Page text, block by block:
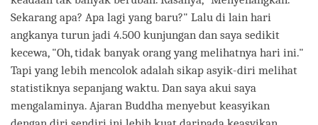
Sekarang apa? Apa lagi yang baru?" Lalu di lain hari
angkanya turun jadi 4.500 kunjungan dan saya sedikit
kecewa, "Oh, tidak banyak orang yang melihatnya hari ini."
Tapi yang lebih mencolok adalah sikap asyik-diri melihat
statistiknya sepanjang waktu. Dan saya akui saya
mengalaminya. Ajaran Buddha menyebut keasyikan